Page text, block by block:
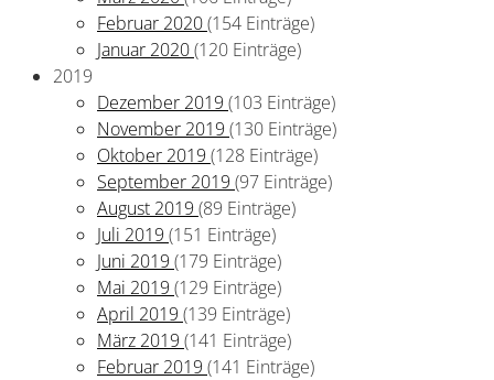
Februar 2020(154 Einträge)
Januar 2020(120 Einträge)
2019
Dezember 2019 (103 Einträge)
November 2019 (130 Einträge)
Oktober 2019 (128 Einträge)
September 2019 (97 Einträge)
August 2019 (89 Einträge)
Juli 2019 (151 Einträge)
Juni 2019 (179 Einträge)
Mai 2019 (129 Einträge)
April 2019 (139 Einträge)
März 2019 (141 Einträge)
Februar 2019 (141 Einträge)